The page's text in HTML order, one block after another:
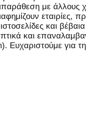
με άλλους
εταιρίες,
και
και
Ευχαριστούμε για